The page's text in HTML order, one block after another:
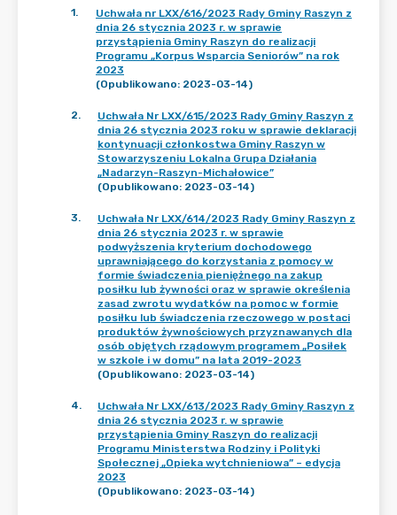
1.
Uchwała nr LXX/616/2023 Rady Gminy Raszyn z
dnia 26 stycznia 2023 r. w sprawie
przystąpienia Gminy Raszyn do realizacji
Programu „Korpus Wsparcia Seniorów” na rok
2023
(Opublikowano: 2023-03-14)
2.
Uchwała Nr LXX/615/2023 Rady Gminy Raszyn z
dnia 26 stycznia 2023 roku w sprawie deklaracji
kontynuacji członkostwa Gminy Raszyn w
Stowarzyszeniu Lokalna Grupa Działania
„Nadarzyn-Raszyn-Michałowice”
(Opublikowano: 2023-03-14)
3.
Uchwała Nr LXX/614/2023 Rady Gminy Raszyn z
dnia 26 stycznia 2023 r. w sprawie
podwyższenia kryterium dochodowego
uprawniającego do korzystania z pomocy w
formie świadczenia pieniężnego na zakup
posiłku lub żywności oraz w sprawie określenia
zasad zwrotu wydatków na pomoc w formie
posiłku lub świadczenia rzeczowego w postaci
produktów żywnościowych przyznawanych dla
osób objętych rządowym programem „Posiłek
w szkole i w domu” na lata 2019-2023
(Opublikowano: 2023-03-14)
4.
Uchwała Nr LXX/613/2023 Rady Gminy Raszyn z
dnia 26 stycznia 2023 r. w sprawie
przystąpienia Gminy Raszyn do realizacji
Programu Ministerstwa Rodziny i Polityki
Społecznej „Opieka wytchnieniowa” – edycja
2023
(Opublikowano: 2023-03-14)